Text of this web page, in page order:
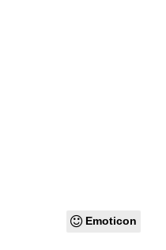
Emoticon